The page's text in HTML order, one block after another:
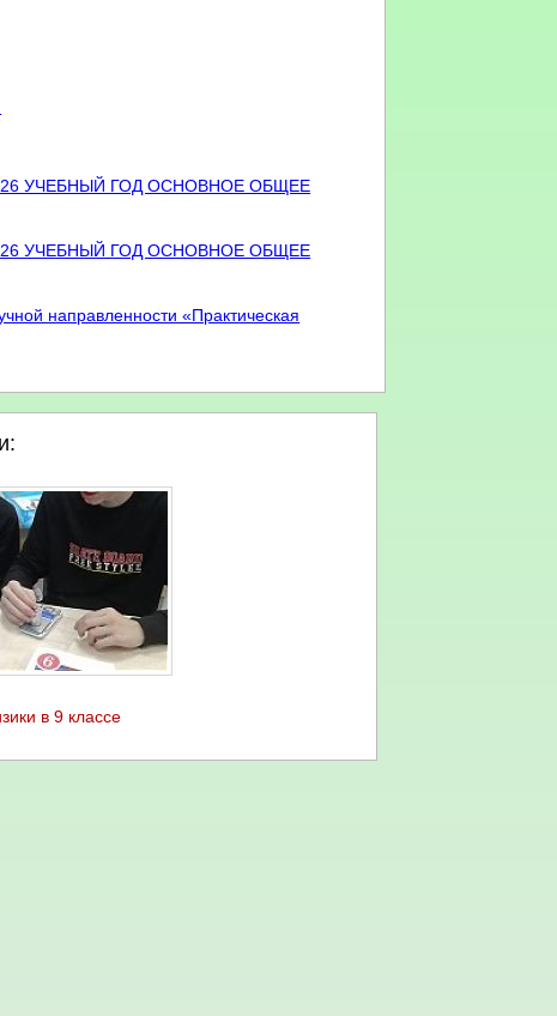
УЧЕБНЫЙ ГОД ОСНОВНОЕ ОБЩЕЕ
УЧЕБНЫЙ ГОД ОСНОВНОЕ ОБЩЕЕ
направленности «Практическая
в 9 классе